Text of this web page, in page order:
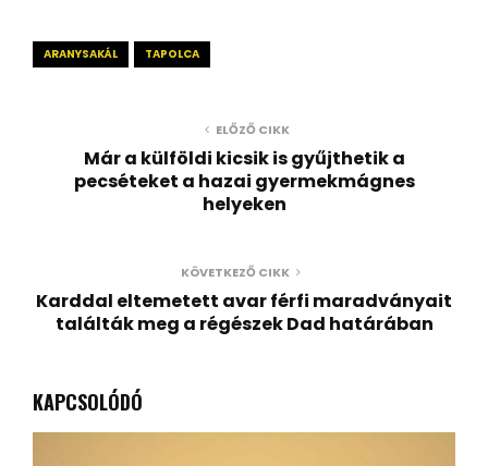
ARANYSAKÁL TAPOLCA
ELŐZŐ CIKK
Már a külföldi kicsik is gyűjthetik a
pecséteket a hazai gyermekmágnes
helyeken
KÖVETKEZŐ CIKK
Karddal eltemetett avar férfi maradványait
találták meg a régészek Dad határában
KAPCSOLÓDÓ